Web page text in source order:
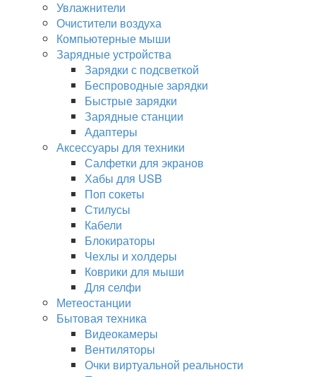
Увлажнители
Очистители воздуха
Компьютерные мыши
Зарядные устройства
Зарядки с подсветкой
Беспроводные зарядки
Быстрые зарядки
Зарядные станции
Адаптеры
Аксессуары для техники
Салфетки для экранов
Хабы для USB
Поп сокеты
Стилусы
Кабели
Блокираторы
Чехлы и холдеры
Коврики для мыши
Для селфи
Метеостанции
Бытовая техника
Видеокамеры
Вентиляторы
Очки виртуальной реальности